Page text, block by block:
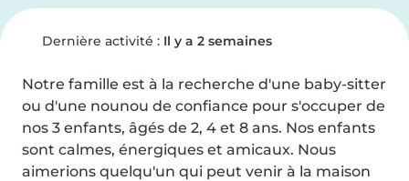
Dernière activité : Il y a 2 semaines
Notre famille est à la recherche d'une baby-sitter
ou d'une nounou de confiance pour s'occuper de
nos 3 enfants, âgés de 2, 4 et 8 ans. Nos enfants
sont calmes, énergiques et amicaux. Nous
aimerions quelqu'un qui peut venir à la maison